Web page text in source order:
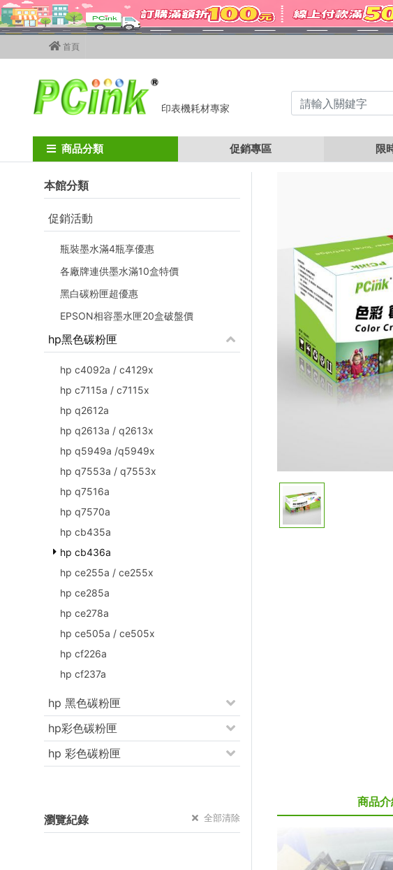
首頁
印表機耗材專家
商品分類 促銷專區 限
Home hp碳粉匣 hp cb436a HP CB436A 相容碳粉匣 36A 適用
本館分類
促銷活動
瓶裝墨水滿4瓶享優惠
各廠牌連供墨水滿10盒特價
黑白碳粉匣超優惠
EPSON相容墨水匣20盒破盤價
hp黑色碳粉匣
hp c4092a / c4129x
hp c7115a / c7115x
hp q2612a
hp q2613a / q2613x
hp q5949a /q5949x
hp q7553a / q7553x
hp q7516a
hp q7570a
hp cb435a
hp cb436a
hp ce255a / ce255x
hp ce285a
hp ce278a
hp ce505a / ce505x
hp cf226a
hp cf237a
hp 黑色碳粉匣
hp彩色碳粉匣
hp 彩色碳粉匣
瀏覽紀錄 全部清除
商品